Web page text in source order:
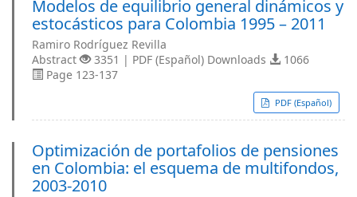
Modelos de equilibrio general dinámicos y
estocásticos para Colombia 1995 – 2011
Ramiro Rodríguez Revilla
Abstract
3351 | PDF (Español) Downloads
1066
Page 123-137
PDF (Español)
Optimización de portafolios de pensiones
en Colombia: el esquema de multifondos,
2003-2010